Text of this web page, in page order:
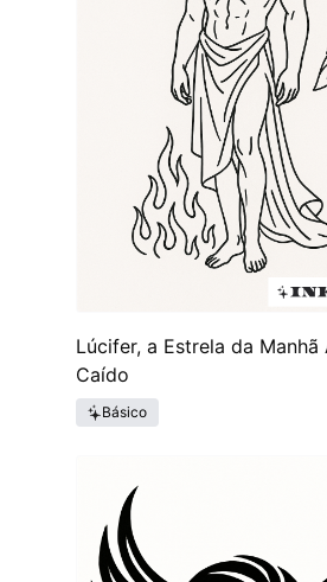
Lúcifer, a Estrela da Manhã
Caído
Básico